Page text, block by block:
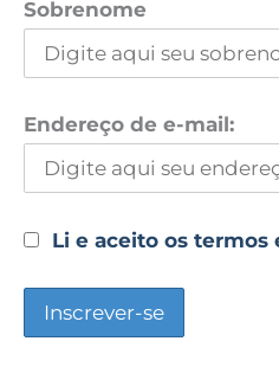
Sobrenome
Endereço de e-mail:
Li e aceito os termos